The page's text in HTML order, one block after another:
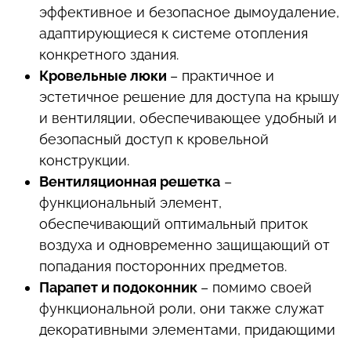
эффективное и безопасное дымоудаление,
адаптирующиеся к системе отопления
конкретного здания.
Кровельные люки – практичное и
эстетичное решение для доступа на крышу
и вентиляции, обеспечивающее удобный и
безопасный доступ к кровельной
конструкции.
Вентиляционная решетка –
функциональный элемент,
обеспечивающий оптимальный приток
воздуха и одновременно защищающий от
попадания посторонних предметов.
Парапет и подоконник – помимо своей
функциональной роли, они также служат
декоративными элементами, придающими